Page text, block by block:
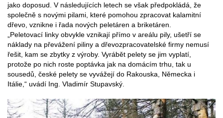
jako doposud. V následujících letech se však předpokládá, že
společně s novými pilami, které pomohou zpracovat kalamitní
dřevo, vznikne i řada nových peletáren a briketáren.
„Peletovací linky obvykle vznikají přímo v areálu pily, ušetří se
náklady na převážení piliny a dřevozpracovatelské firmy nemusí
řešit, kam se zbytky z výroby. Vyrábět pelety se jim vyplatí,
protože po nich roste poptávka jak na domácím trhu, tak u
sousedů, české pelety se vyvážejí do Rakouska, Německa i
Itálie,“ uvádí Ing. Vladimír Stupavský.